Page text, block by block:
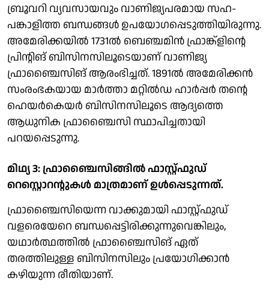
ബ്രൂവറി വ്യവസായവും വാണിജ്യപരമായ സഹ-
പങ്കാളിത്ത ബന്ധങ്ങള്‍ ഉപയോഗപ്പെടുത്തിയിരുന്നു.
അമേരിക്കയില്‍ 1731ല്‍ ബെഞ്ചമിന്‍ ഫ്രാങ്ക്ളിന്റെ
പ്രിന്റിങ് ബിസിനസിലൂടെയാണ് വാണിജ്യ
ഫ്രാഞ്ചൈസിങ് ആരംഭിച്ചത്. 1891ല്‍ അമേരിക്കന്‍
സംരംഭകയായ മാര്‍ത്താ മറ്റില്‍ഡ ഹാര്‍പ്പര്‍ തന്റെ
ഹെയര്‍കെയര്‍ ബിസിനസിലൂടെ ആദ്യത്തെ
ആധുനിക ഫ്രാഞ്ചൈസി സ്ഥാപിച്ചതായി
പറയപ്പെടുന്നു.
മിഥ്യ 3: ഫ്രാഞ്ചൈസിങ്ങില്‍ ഫാസ്റ്റ്ഫുഡ്
റെസ്റ്റൊറന്റുകള്‍ മാത്രമാണ് ഉള്‍പ്പെടുന്നത്.
ഫ്രാഞ്ചൈസിയെന്ന വാക്കുമായി ഫാസ്റ്റ്ഫുഡ്
വളരെയേറെ ബന്ധപ്പെട്ടിരിക്കുന്നുവെങ്കിലും,
യഥാര്‍ത്ഥത്തില്‍ ഫ്രാഞ്ചൈസിങ് ഏത്
തരത്തിലുള്ള ബിസിനസിലും പ്രയോഗിക്കാന്‍
കഴിയുന്ന രീതിയാണ്.